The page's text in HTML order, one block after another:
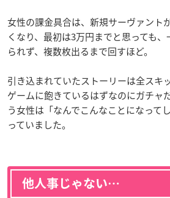
女性の課金具合は、新規サーヴァント
くなり、最初は3万円までと思っても
られず、複数枚出るまで回すほど。
引き込まれていたストーリーは全スキ
ゲームに飽きているはずなのにガチャ
う女性は「なんでこんなことになって
っていました。
他人事じゃない…